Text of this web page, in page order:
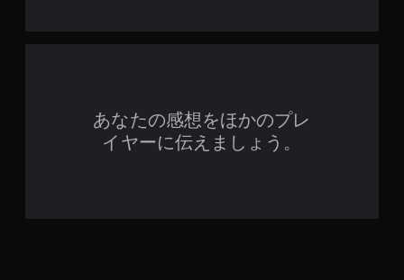
あなたの感想をほかのプレ
イヤーに伝えましょう。